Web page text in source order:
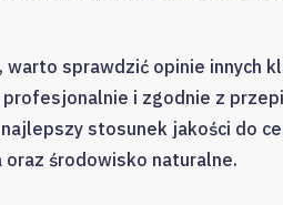
warto sprawdzić opinie
profesjonalnie i zgodnie z
stosunek jakości do
środowisko naturalne.